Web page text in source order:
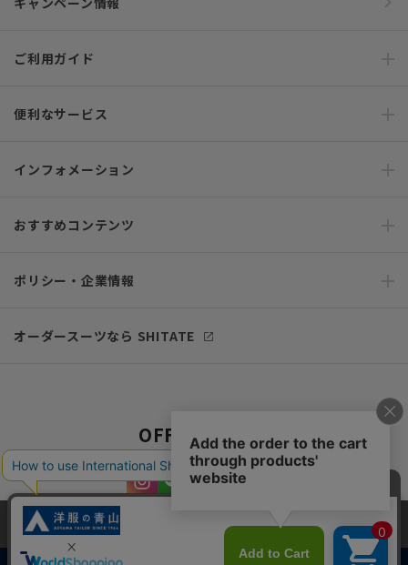
ご利用ガイド
便利なサービス
インフォメーション
おすすめコンテンツ
ポリシー・企業情報
オーダースーツなら SHITATE
OFFICIAL SNS
当サイトでは、快適な閲覧体験とコンテンツ改善のためにCookieを使用